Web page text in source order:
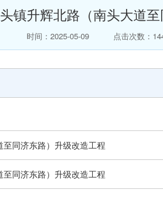
告
公示
楼面地价出价（模拟）
总价出价（模拟）
镇升辉北路（南头大道
时间：2025-05-09 点击次数：
同济东路）升级改造工程
同济东路）升级改造工程